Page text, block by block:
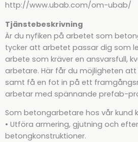
http://www.ubab.com/om-ubab/
Tjänstebeskrivning
Är du nyfiken på arbetet som
tycker att arbetet passar dig som
arbete som kräver en ansvarsfull,
arbetare. Här får du möjligheten
samt få en fot in på ett
arbetar med spännande prefab-
Som betongarbetare hos vår kund
• Utföra armering, gjutning och
betongkonstruktioner.